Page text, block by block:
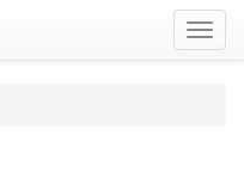
nav